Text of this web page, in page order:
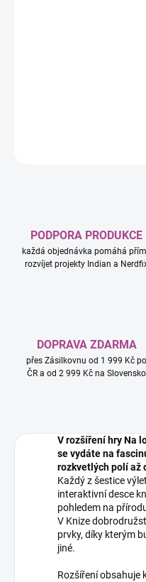
PODPORA PRODUKCE
každá objednávka pomáhá
rozvíjet projekty Indian a
DOPRAVA ZDARMA
přes Zásilkovnu od 1 999 Kč po
ČR a od 2 999 Kč na Slovensko
V rozšíření hry Na
se vydáte na
rozkvetlých polí až
Každý z šestice
interaktivní desce
pohledem na
V Knize
prvky, díky kterým
jiné.
Rozšíření obsahuje